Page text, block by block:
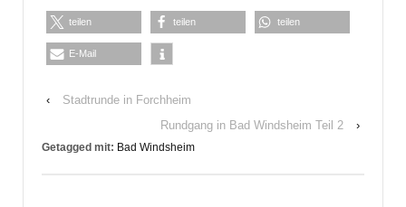
teilen teilen teilen
E-Mail
‹
Stadtrunde in Forchheim
Rundgang in Bad Windsheim Teil 2
›
Getagged mit: Bad Windsheim